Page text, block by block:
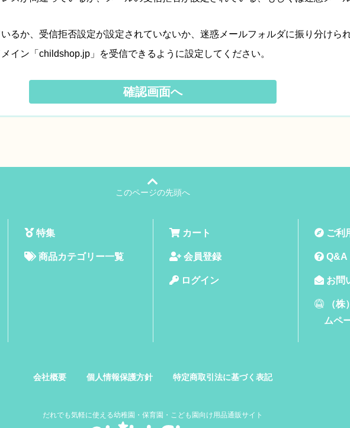
るか、受信拒否設定が設定されていないか、迷惑メールフォルダに振り分けら
イン「childshop.jp」を受信できるように設定してください。
このページの先頭へ
特集
商品カテゴリー一覧
カート
会員登録
ログイン
ご利
Q&A
お問
（株
ムペ
会社概要 個人情報保護方針 特定商取引法に基づく表記
だれでも気軽に使える幼稚園・保育園・こども園向け用品通販サイト